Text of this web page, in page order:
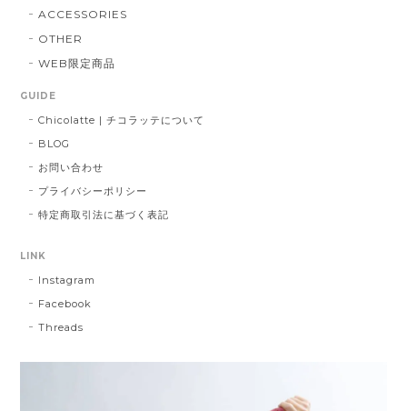
ACCESSORIES
OTHER
WEB限定商品
GUIDE
Chicolatte | チコラッテについて
BLOG
お問い合わせ
プライバシーポリシー
特定商取引法に基づく表記
LINK
Instagram
Facebook
Threads